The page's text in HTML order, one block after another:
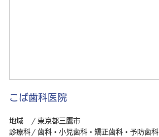
こば歯科医院
地域
東京都三鷹市
診療科
歯科・小児歯科・矯正歯科・予防歯科